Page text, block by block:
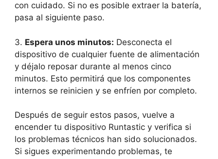
con cuidado. Si no es posible​ extraer la batería,
pasa al siguiente paso.
3. Espera unos minutos: Desconecta el
dispositivo de cualquier fuente​ de alimentación
y déjalo reposar durante al menos cinco
minutos. Esto permitirá‍ que los ‍componentes
internos se⁢ reinicien y se enfríen por‍ completo.
Después de seguir estos pasos, vuelve a
encender tu dispositivo Runtastic y verifica si
‍los ‌problemas técnicos han sido solucionados.
Si sigues experimentando problemas, te